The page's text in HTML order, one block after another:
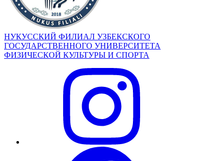
НУКУССКИЙ ФИЛИАЛ УЗБЕКСКОГО
ГОСУДАРСТВЕННОГО УНИВЕРСИТЕТА
ФИЗИЧЕСКОЙ КУЛЬТУРЫ И СПОРТА